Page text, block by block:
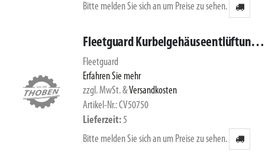
Bitte melden Sie sich an um Preise zu sehen.
Fleetguard Kurbelgehäuseentlüftung CV50750
Fleetguard
Erfahren Sie mehr
zzgl. MwSt.&Versandkosten
Artikel-Nr.: CV50750
Lieferzeit 5
Bitte melden Sie sich an um Preise zu sehen.